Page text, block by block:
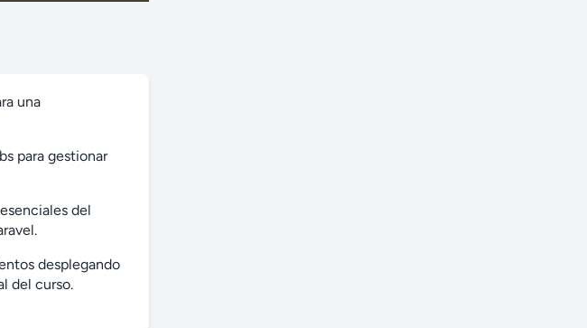
una
para gestionar
del
desplegando
del curso.